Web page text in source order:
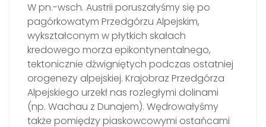
W pn.-wsch. Austrii poruszałyśmy się po
pagórkowatym Przedgórzu Alpejskim,
wykształconym w płytkich skałach
kredowego morza epikontynentalnego,
tektonicznie dźwigniętych podczas ostatniej
orogenezy alpejskiej. Krajobraz Przedgórza
Alpejskiego urzekł nas rozległymi dolinami
(np. Wachau z Dunajem). Wędrowałyśmy
także pomiędzy piaskowcowymi ostańcami